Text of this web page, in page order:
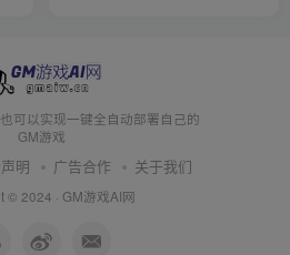
可以实现一键全自动部署自己的
GM游戏
明 广告合作 关于我们
© 2024 · GM游戏AI网